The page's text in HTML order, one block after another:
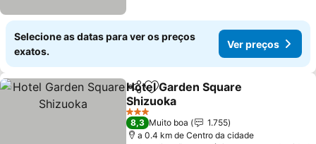
Selecione as datas para ver os preços
exatos.
Ver preços
PartilharAdicionar aos favoritos
Hotel Garden Square
Shizuoka
3 Estrelas
8,3 Muito boa
1.755
a 0.4 km de Centro da cidade